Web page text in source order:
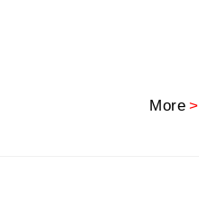
More >